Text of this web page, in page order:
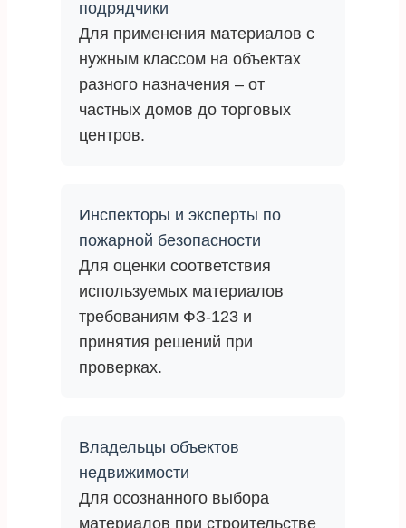
подрядчики
Для применения материалов с
нужным классом на объектах
разного назначения – от
частных домов до торговых
центров.
Инспекторы и эксперты по
пожарной безопасности
Для оценки соответствия
используемых материалов
требованиям ФЗ-123 и
принятия решений при
проверках.
Владельцы объектов
недвижимости
Для осознанного выбора
материалов при строительстве